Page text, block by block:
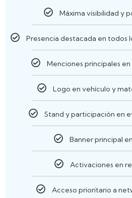
Máxima visibilidad y
Presencia destacada en todos
Menciones principales
Logo en vehículo y
Stand y participación en
Banner principal
Activaciones en
Acceso prioritario a